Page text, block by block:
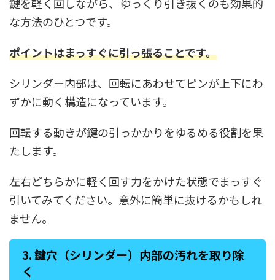
な方法のひとつです。
ポイントはまっすぐに引っ張ることです。
シリンダー内部は、回転にあわせてピンが上下にわ
ずかに動く構造になっています。
回転する動きが鍵の引っかかりをゆるめる役割を果
たします。
左右どちらかに軽く回す力をかけた状態でまっすぐ
引いてみてください。意外に簡単に抜けるかもしれ
ません。
3. 鍵穴（シリンダー）内部の汚れを取り除
く